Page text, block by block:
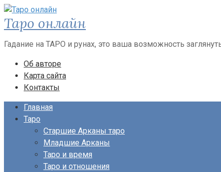
Перейти
к
контенту
Таро онлайн
Гадание на ТАРО и рунах, это ваша возможность
Об авторе
Карта сайта
Контакты
Главная
Таро
Старшие Арканы таро
Младшие Арканы
Таро и время
Таро и отношения